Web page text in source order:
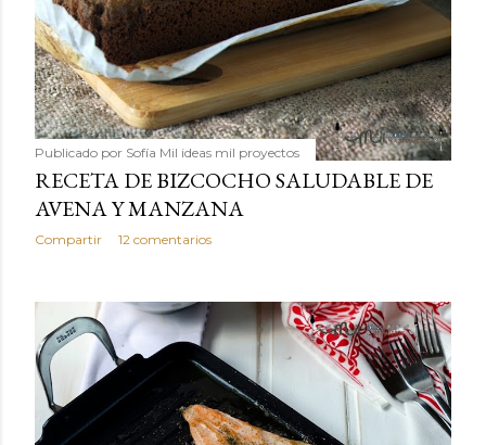
Publicado por Sofía Mil ideas mil proyectos
RECETA DE BIZCOCHO SALUDABLE DE
AVENA Y MANZANA
Compartir 12 comentarios